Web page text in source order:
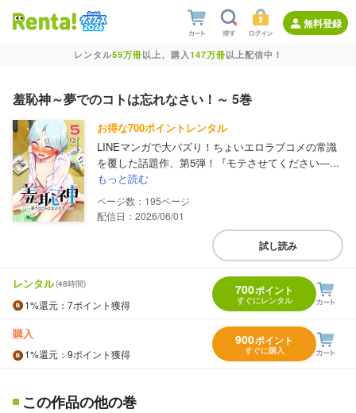
無料登録
レンタル55万冊以上、購入147万冊以上配信中！
羞恥神～夢でのコトは忘れなさい！～ 5巻
お得な700ポイントレンタル
LINEマンガで大バズり！ちょいエロラブコメの常識
を覆した話題作、第5弾！『モテさせてください―...
もっと読む
195
配信日：2026/06/01
試し読み
レンタル(48時間)
1%還元 ：7ポイント獲得
700ポイント
すぐにレンタル
購入
1%還元 ：9ポイント獲得
900ポイント
すぐに購入
この作品の他の巻